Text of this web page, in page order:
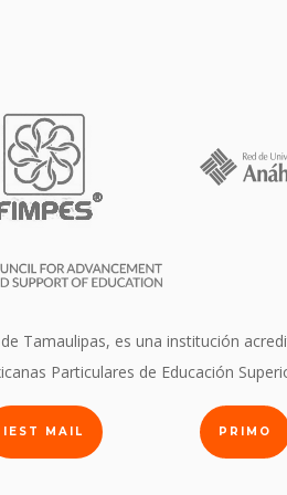
Tamaulipas, es una institución
Particulares de Educación
IEST MAIL PRIMO